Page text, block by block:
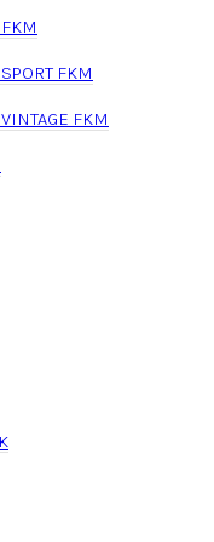
FKM
FKM